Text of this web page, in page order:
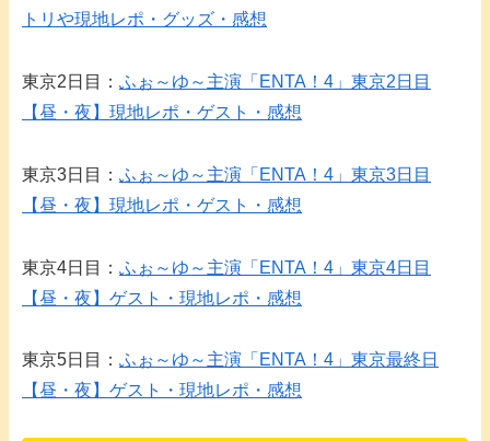
トリや現地レポ・グッズ・感想
東京2日目： ふぉ～ゆ～主演「ENTA！4」東京2日目
【昼・夜】現地レポ・ゲスト・感想
東京3日目： ふぉ～ゆ～主演「ENTA！4」東京3日目
【昼・夜】現地レポ・ゲスト・感想
東京4日目： ふぉ～ゆ～主演「ENTA！4」東京4日目
【昼・夜】ゲスト・現地レポ・感想
東京5日目： ふぉ～ゆ～主演「ENTA！4」東京最終日
【昼・夜】ゲスト・現地レポ・感想